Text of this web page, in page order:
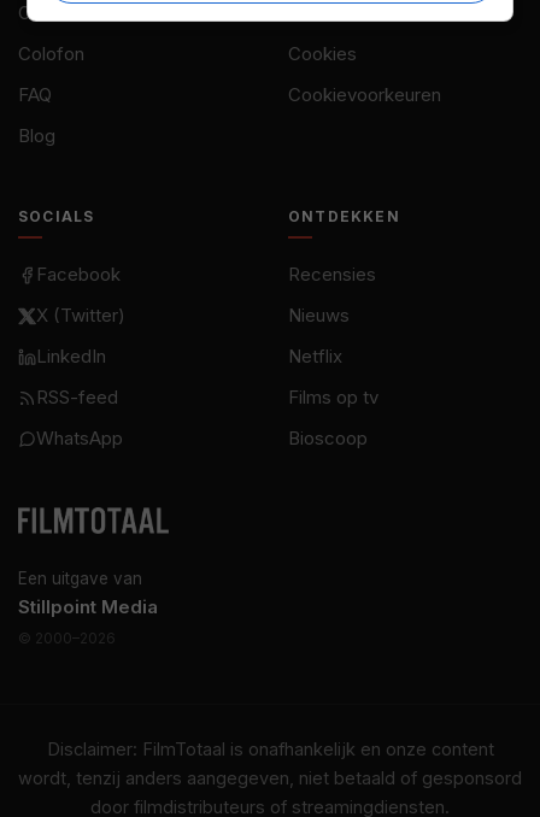
Een uitgave van
Stillpoint Media
© 2000–2026
Over ons
Colofon
FAQ
Blog
Cookies
Cookievoorkeuren
SOCIALS
Facebook
X (Twitter)
LinkedIn
RSS-feed
WhatsApp
ONTDEKKEN
Recensies
Nieuws
Netflix
Films op tv
Bioscoop
Disclaimer: FilmTotaal is onafhankelijk en onze content
wordt, tenzij anders aangegeven, niet betaald of gesponsord
door filmdistributeurs of streamingdiensten.